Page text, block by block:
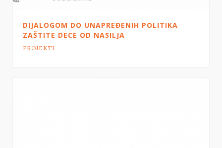
DIJALOGOM DO UNAPREĐENIH POLITIKA
ZAŠTITE DECE OD NASILJA
PROJEKTI